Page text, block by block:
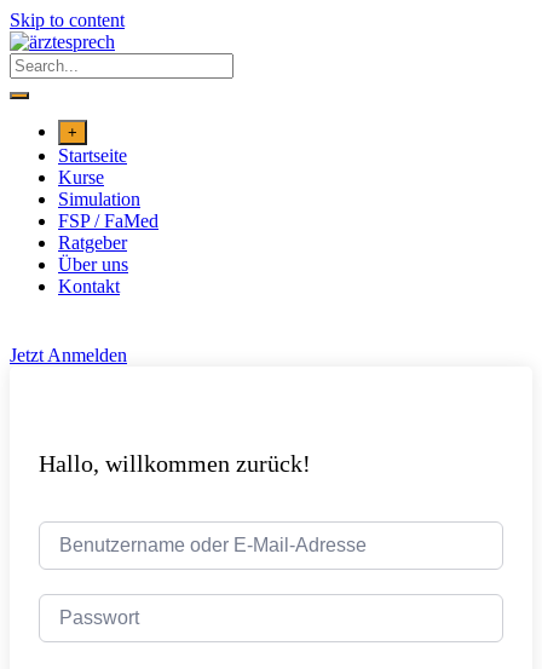
Skip to content
+
Startseite
Kurse
Simulation
FSP / FaMed
Ratgeber
Über uns
Kontakt
Jetzt Anmelden
Hallo, willkommen zurück!